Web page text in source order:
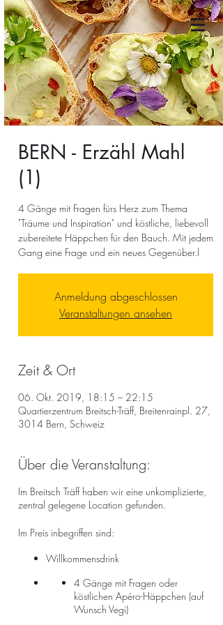
BERN - Erzähl Mahl
(1)
4 Gänge mit Fragen fürs Herz zum Thema
"Träume und Inspiration" und köstliche, liebevoll
zubereitete Häppchen für den Bauch. Mit jedem
Gang eine Frage und ein neues Gegenüber.l
Anmeldung abgeschlossen
Veranstaltungen ansehen
Zeit & Ort
06. Okt. 2019, 18:15 – 22:15
Quartierzentrum Breitsch-Träff, Breitenrainpl. 27,
3014 Bern, Schweiz
Über die Veranstaltung:
Im Breitsch Träff haben wir eine unkomplizierte,
zentral gelegene Location gefunden.
Im Preis inbegriffen sind:
Willkommensdrink
4 Gänge mit Fragen oder
köstlichen Apéro-Häppchen (auf
Wunsch Vegi)